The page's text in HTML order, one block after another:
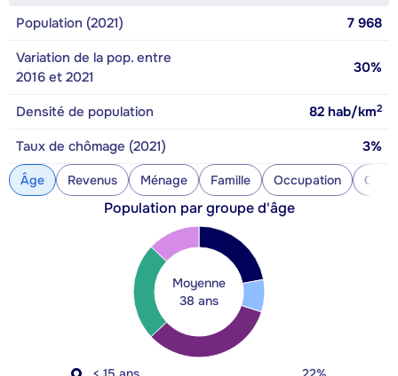
Population (2021)
7 968
Variation de la pop. entre
2016 et 2021
30%
Densité de population 82 hab/km2
Taux de chômage (2021) 3%
Âge Revenus Ménage Famille Occupation
Population par groupe d'âge
Moyenne
38 ans